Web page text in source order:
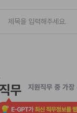
무 지원직무 중 가